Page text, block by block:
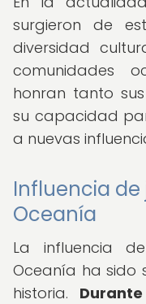
surgieron de
diversidad
comunidades
honran tanto
su capacidad
a nuevas
Influencia de
Oceanía
La influencia
Oceanía ha sido
historia.